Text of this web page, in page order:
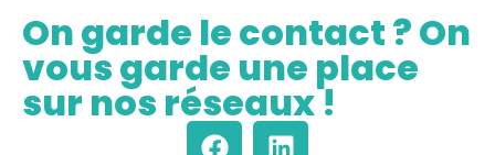
On garde le contact ? On
vous garde une place
sur nos réseaux !